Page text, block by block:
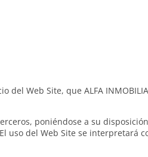
Web Site, que ALFA
poniéndose a su
uso del Web Site se interpretará